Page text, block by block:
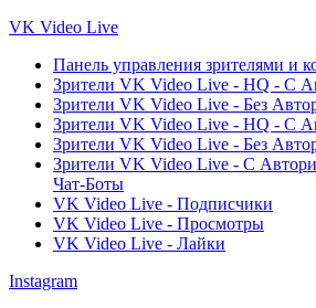
VK Video Live
Панель управления зрителями и
Зрители VK Video Live - HQ - С
Зрители VK Video Live - Без
Зрители VK Video Live - HQ - С
Зрители VK Video Live - Без
Зрители VK Video Live - С
Чат-Боты
VK Video Live - Подписчики
VK Video Live - Просмотры
VK Video Live - Лайки
Instagram